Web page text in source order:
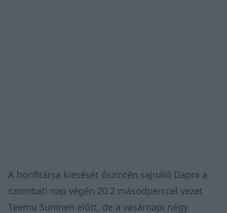
A honfitársa kiesését őszintén sajnáló Dapra a
szombati nap végén 20.2 másodperccel vezet
Teemu Suninen előtt, de a vasárnapi négy